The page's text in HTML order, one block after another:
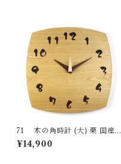
71 木の角時計 (大) 栗 国産
一点物 SWING オリジナル 無
垢 新築祝い 結婚祝い ナチュラ
¥14,900